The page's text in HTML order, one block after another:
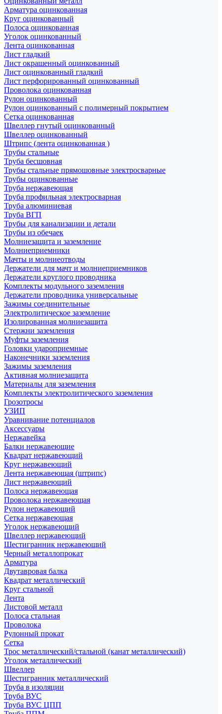
Арматура оцинкованная
Круг оцинкованный
Полоса оцинкованная
Уголок оцинкованный
Лента оцинкованная
Лист гладкий
Лист окрашенный оцинкованный
Лист оцинкованный гладкий
Лист перфорированный оцинкованный
Проволока оцинкованная
Рулон оцинкованный
Рулон оцинкованный с полимерный покрытием
Сетка оцинкованная
Швеллер гнутый оцинкованный
Швеллер оцинкованный
Штрипс (лента оцинкованная )
Трубы стальные
Труба бесшовная
Трубы стальные прямошовные электросварные
Трубы оцинкованные
Труба нержавеющая
Труба профильная электросварная
Труба алюминиевая
Труба ВГП
Трубы для канализации и детали
Трубы из обечаек
Молниезащита и заземление
Молниеприемники
Мачты и молниеотводы
Держатели для мачт и молниеприемников
Держатели круглого проводника
Комплекты модульного заземления
Держатели проводника универсальные
Зажимы соединительные
Электролитическое заземление
Изолированная молниезащита
Стержни заземления
Муфты заземления
Головки удароприемные
Наконечники заземления
Зажимы заземления
Активная молниезащита
Материалы для заземления
Комплекты электролитического заземления
Грозотросы
УЗИП
Уравнивание потенциалов
Аксессуары
Нержавейка
Балки нержавеющие
Квадрат нержавеющий
Круг нержавеющий
Лента нержавеющая (штрипс)
Лист нержавеющий
Полоса нержавеющая
Проволока нержавеющая
Рулон нержавеющий
Сетка нержавеющая
Уголок нержавеющий
Швеллер нержавеющий
Шестигранник нержавеющий
Черный металлопрокат
Арматура
Двутавровая балка
Квадрат металлический
Круг стальной
Лента
Листовой металл
Полоса стальная
Проволока
Рулонный прокат
Сетка
Трос металлический/стальной (канат металлический)
Уголок металлический
Швеллер
Шестигранник металлический
Труба в изоляции
Труба ВУС
Труба ВУС ЦПП